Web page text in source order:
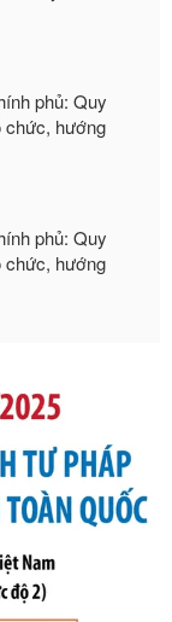
phủ: Quy
hướng
phủ: Quy
hướng
chính: Bãi
bạc nhà nước
phủ: Sửa
125/2020/NĐ-СР
quy định xử
sửa đổi, bổ